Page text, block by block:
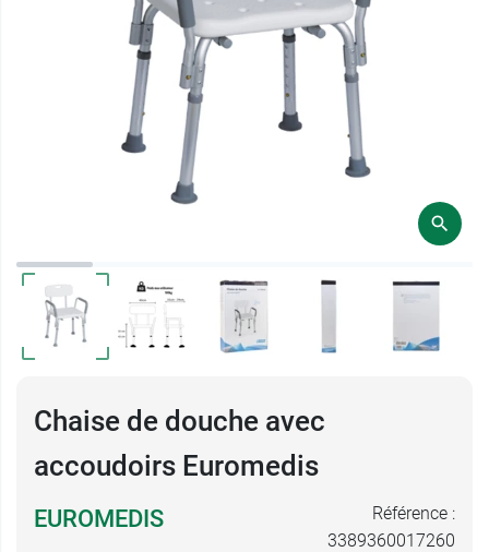
Chaise de douche avec
accoudoirs Euromedis
EUROMEDIS
Référence :
3389360017260